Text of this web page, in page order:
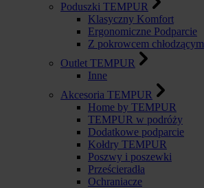
Poduszki TEMPUR
Klasyczny Komfort
Ergonomiczne Podparcie
Z pokrowcem chłodzącym
Outlet TEMPUR
Inne
Akcesoria TEMPUR
Home by TEMPUR
TEMPUR w podróży
Dodatkowe podparcie
Kołdry TEMPUR
Poszwy i poszewki
Prześcieradła
Ochraniacze